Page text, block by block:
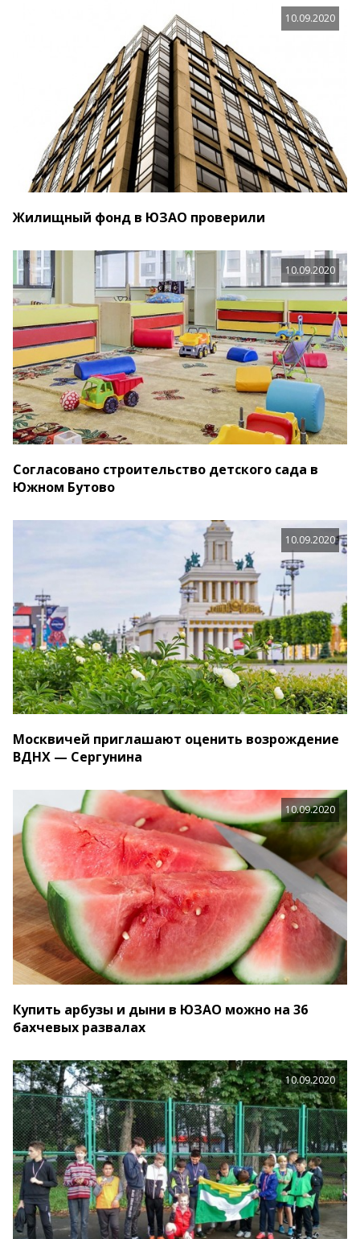
10.09.2020
Жилищный фонд в ЮЗАО проверили
10.09.2020
Согласовано строительство детского сада в
Южном Бутово
10.09.2020
Москвичей приглашают оценить возрождение
ВДНХ — Сергунина
10.09.2020
Купить арбузы и дыни в ЮЗАО можно на 36
бахчевых развалах
10.09.2020